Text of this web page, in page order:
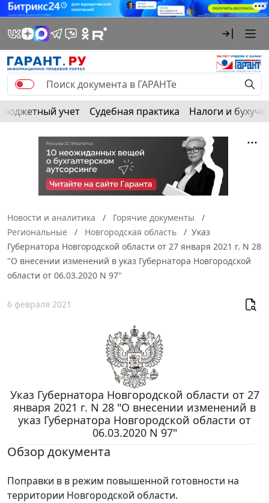
Бюджетный учет Судебная практика Налоги и
Новости и аналитика
Горячие документы
Региональные
Новгородская область
Указ
Губернатора Новгородской области от 27 января 2021 г. N 28
"О внесении изменений в указ Губернатора Новгородской
области от 06.03.2020 N 97"
6 февраля 2021
Указ Губернатора Новгородской области от 27
января 2021 г. N 28 "О внесении изменений в
указ Губернатора Новгородской области от
06.03.2020 N 97"
Обзор документа
Поправки в в режим повышенной готовности на
территории Новгородской области.